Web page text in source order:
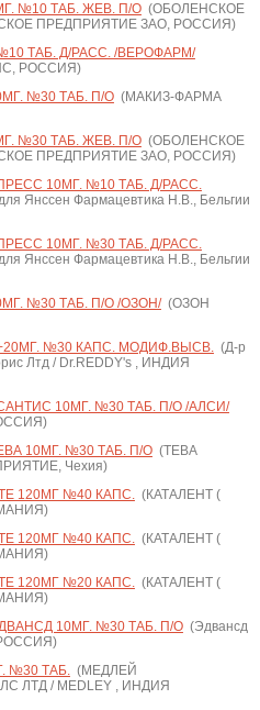
№10 ТАБ. ЖЕВ. П/О(ОБОЛЕНСКОЕ
ПРЕДПРИЯТИЕ ЗАО, РОССИЯ)
ТАБ. Д/РАСС. /ВЕРОФАРМ/
РОССИЯ)
№30 ТАБ. П/О(МАКИЗ-ФАРМА
№30 ТАБ. ЖЕВ. П/О(ОБОЛЕНСКОЕ
ПРЕДПРИЯТИЕ ЗАО, РОССИЯ)
10МГ. №10 ТАБ. Д/РАСС.
Янссен Фармацевтика Н.В., Бельгии
10МГ. №30 ТАБ. Д/РАСС.
Янссен Фармацевтика Н.В., Бельгии
№30 ТАБ. П/О /ОЗОН/(ОЗОН
№30 КАПС. МОДИФ.ВЫСВ.(Д-р
Лтд / Dr.REDDY's , ИНДИЯ
10МГ. №30 ТАБ. П/О /АЛСИ/
10МГ. №30 ТАБ. П/О(ТЕВА
Чехия)
120МГ №40 КАПС.(КАТАЛЕНТ (
120МГ №40 КАПС.(КАТАЛЕНТ (
120МГ №20 КАПС.(КАТАЛЕНТ (
10МГ. №30 ТАБ. П/О(Эдвансд
№30 ТАБ.(МЕДЛЕЙ
ЛТД / MEDLEY , ИНДИЯ